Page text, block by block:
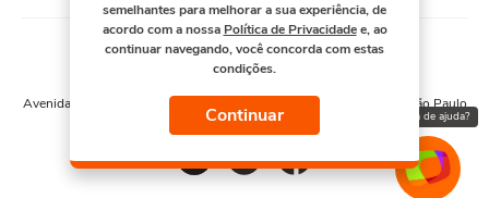
Avenida Engenheiro Luís Carlos Berrini, 1376 - Cidade Monções - São Paulo
– SP. CNPJ 91.088.328/0001-67
semelhantes para melhorar a sua experiência, de
acordo com a nossa Política de Privacidadee, ao
continuar navegando, você concorda com estas
condições.
Continuar Precisa de ajuda?